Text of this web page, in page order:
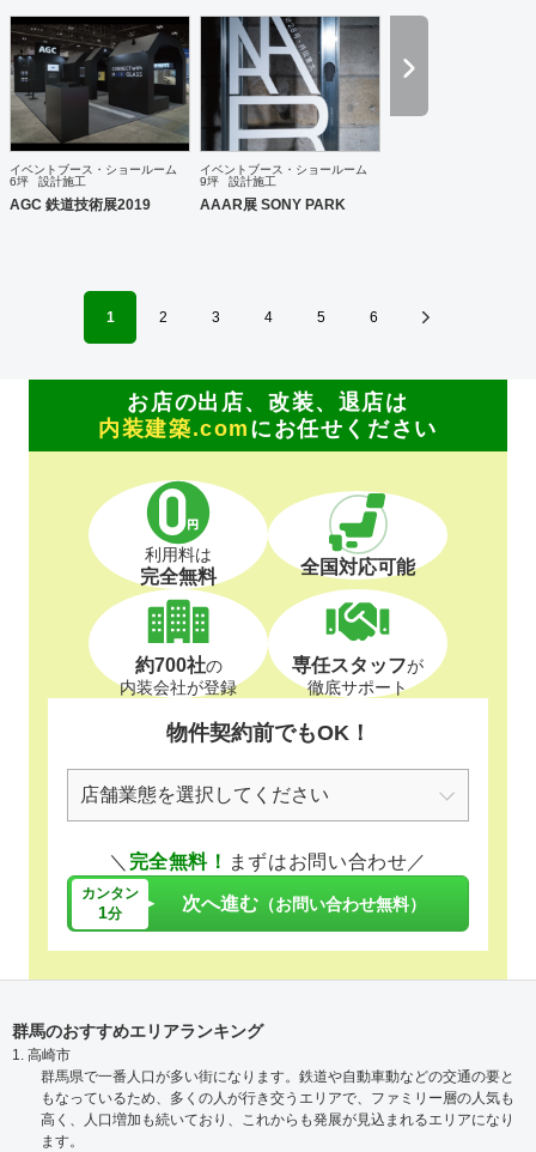
（法人設立：2020年9月） Webサイト: https://bspk.jp
イベントブース・ショールーム
6坪
設計施工
AGC 鉄道技術展2019
イベントブース・ショールーム
9坪
設計施工
AAAR展 SONY PARK
1 2 3 4 5 6
お店の出店、改装、退店は
内装建築.com にお任せください
利用料は
完全無料 全国対応可能
約700社の
内装会社が登録
専任スタッフが
徹底サポート
物件契約前でもOK！
＼ 完全無料！ まずはお問い合わせ／
カンタン
1分 次へ進む （お問い合わせ無料）
群馬のおすすめエリアランキング
1. 高崎市
群馬県で一番人口が多い街になります。鉄道や自動車動などの交通の要と
もなっているため、多くの人が行き交うエリアで、ファミリー層の人気も
高く、人口増加も続いており、これからも発展が見込まれるエリアになり
ます。